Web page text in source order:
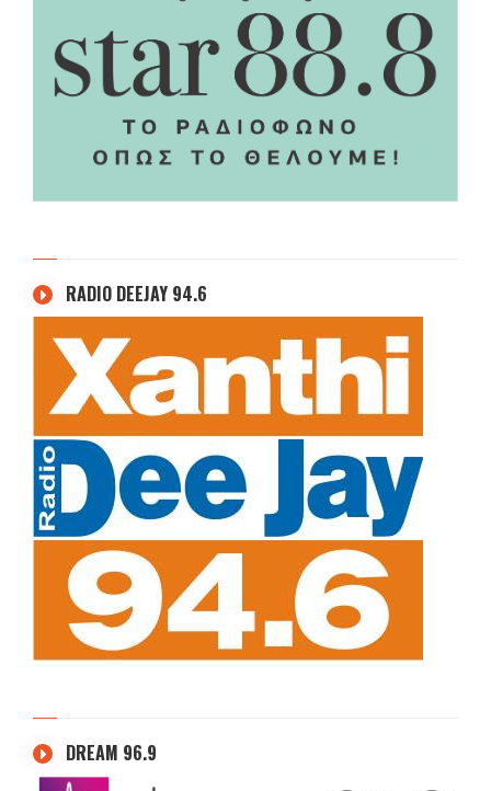
RADIO DEEJAY 94.6
DREAM 96.9